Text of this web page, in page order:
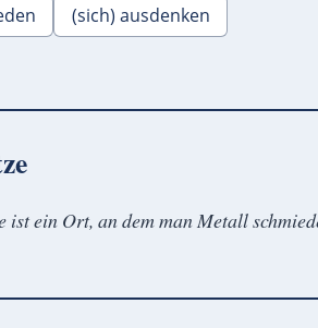
(sich) ausdenken
ist ein Ort, an dem man Metall